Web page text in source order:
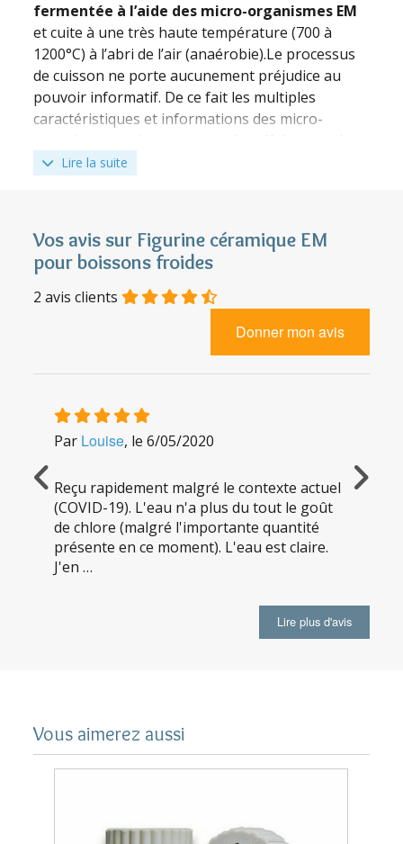
fermentée à l’aide des micro-organismes EM
et cuite à une très haute température (700 à
1200°C) à l’abri de l’air (anaérobie).Le processus
de cuisson ne porte aucunement préjudice au
pouvoir informatif. De ce fait les multiples
caractéristiques et informations des micro-
organismes, qui ne peuvent plus s’échapper de
l’argile, se conservent. C’est ce qui explique
Diminution de la taille des clusters (petits
molécules d'eau)
Diminution de la tension superficielle
l’oxydation, l'atténuation du goût
désagréable et une amélioration de la
Comment utiliser la figurine céramique
EM pour boissons froides
Plus la céramique est immergée longtemps dans
cm, la figurine céramique EM se place simplement
au fond d'un pichet ou de tout récipient destiné à
Lire la suite
Vos avis sur Figurine céramique EM
pour boissons froides
2 avis clients
Donner mon avis
Par Louise, le6/05/2020
Reçu rapidement malgré le contexte actuel
(COVID-19). L'eau n'a plus du tout le goût
de chlore (malgré l'importante quantité
présente en ce moment). L'eau est claire.
J'en …
Reçu
Lire plus d'avis
Vous aimerez aussi